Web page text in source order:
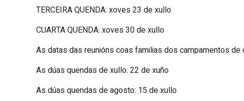
TERCEIRA QUENDA: xoves 23 de xullo
CUARTA QUENDA: xoves 30 de xullo
As datas das reunións coas familias dos campamentos de
As dúas quendas de xullo: 22 de xuño
As dúas quendas de agosto: 15 de xullo